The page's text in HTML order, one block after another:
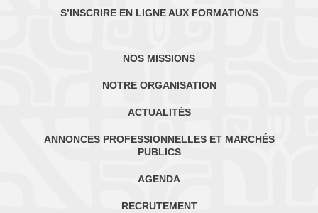
S’INSCRIRE EN LIGNE AUX FORMATIONS
NOS MISSIONS
NOTRE ORGANISATION
ACTUALITÉS
ANNONCES PROFESSIONNELLES ET MARCHÉS
PUBLICS
AGENDA
RECRUTEMENT